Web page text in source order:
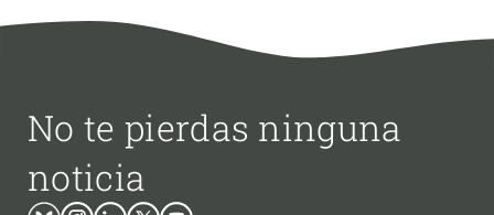
No te pierdas ninguna
noticia
BlueskyInstagram
LinkedinTwitterYoutube